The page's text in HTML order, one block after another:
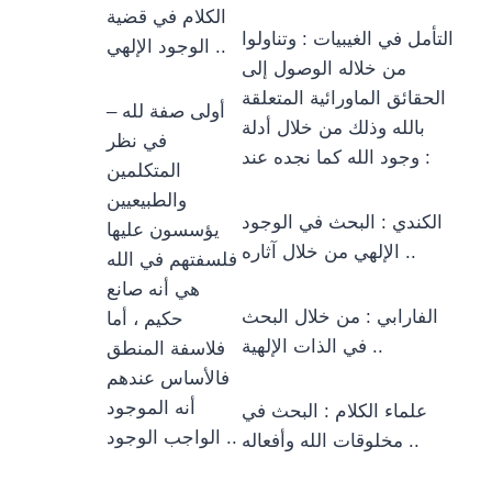
الكلام في قضية
الوجود الإلهي ..
– أولى صفة لله
في نظر
المتكلمين
والطبيعيين
يؤسسون عليها
فلسفتهم في الله
هي أنه صانع
حكيم ، أما
فلاسفة المنطق
فالأساس عندهم
أنه الموجود
الواجب الوجود ..
التأمل في الغيبيات : وتناولوا
من خلاله الوصول إلى
الحقائق الماورائية المتعلقة
بالله وذلك من خلال أدلة
وجود الله كما نجده عند :
الكندي : البحث في الوجود
الإلهي من خلال آثاره ..
الفارابي : من خلال البحث
في الذات الإلهية ..
علماء الكلام : البحث في
مخلوقات الله وأفعاله ..